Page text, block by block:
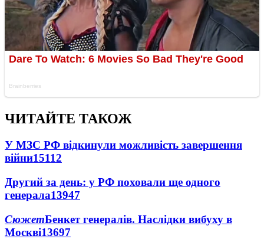
ЧИТАЙТЕ ТАКОЖ
У МЗС РФ відкинули можливість завершення
війни15112
Другий за день: у РФ поховали ще одного
генерала13947
СюжетБенкет генералів. Наслідки вибуху в
Москві13697